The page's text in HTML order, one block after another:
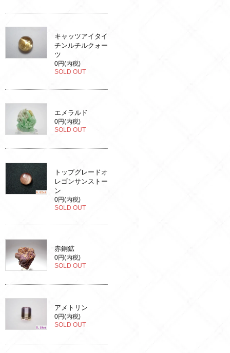
キャッツアイタイ
チンルチルクォー
ツ
0円(内税)
SOLD OUT
エメラルド
0円(内税)
SOLD OUT
トップグレードオ
レゴンサンストー
ン
0円(内税)
SOLD OUT
赤銅鉱
0円(内税)
SOLD OUT
アメトリン
0円(内税)
SOLD OUT